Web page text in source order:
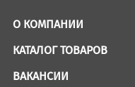
О КОМПАНИИ
КАТАЛОГ ТОВАРОВ
ВАКАНСИИ